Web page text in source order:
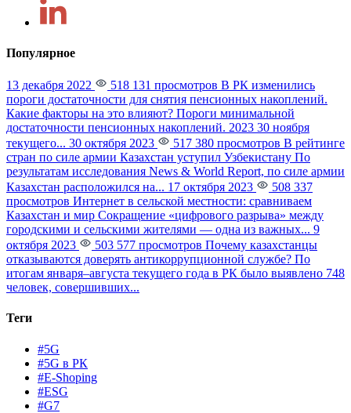
Популярное
13 декабря 2022 518 131 просмотров В РК изменились
пороги достаточности для снятия пенсионных накоплений.
Какие факторы на это влияют? Пороги минимальной
достаточности пенсионных накоплений. 2023 30 ноября
текущего... 30 октября 2023 517 380 просмотров В рейтинге
стран по силе армии Казахстан уступил Узбекистану По
результатам исследования News & World Report, по силе армии
Казахстан расположился на... 17 октября 2023
508 337
просмотров Интернет в сельской местности: сравниваем
Казахстан и мир Сокращение «цифрового разрыва» между
городскими и сельскими жителями — одна из важных... 9
октября 2023
503 577 просмотров Почему казахстанцы
отказываются доверять антикоррупционной службе? По
итогам января–августа текущего года в РК было выявлено 748
человек, совершивших...
Теги
#5G
#5G в РК
#E-Shoping
#ESG
#G7